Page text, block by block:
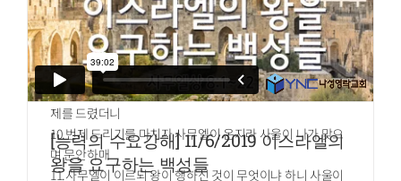
되 사울은 아직 길갈에 있고 그를 따른 모든 백성은 떨더라
8.사울은 사무엘이 정한 기한대로 이레 동안을 기다렸으나 사
무엘이 길갈로 오지 아니하매 백성이 사울에게서 흩어지는지
라
9.사울이 이르되 번제와 화목제물을 이리로 가져오라 하여 번
제를 드렸더니
10.번제 드리기를 마치자 사무엘이 온지라 사울이 나가 맞으
며 문안하매
11.사무엘이 이르되 왕이 행하신 것이 무엇이냐 하니 사울이
[능력의 수요강해] 11/6/2019 이스라엘의
왕을 요구하는 백성들